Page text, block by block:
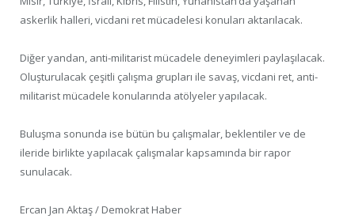
askerlik halleri, vicdani ret mücadelesi konuları aktarılacak.
Diğer yandan, anti-militarist mücadele deneyimleri paylaşılacak.
Oluşturulacak çeşitli çalışma grupları ile savaş, vicdani ret, anti-
militarist mücadele konularında atölyeler yapılacak.
Buluşma sonunda ise bütün bu çalışmalar, beklentiler ve de
ileride birlikte yapılacak çalışmalar kapsamında bir rapor
sunulacak.
Ercan Jan Aktaş / Demokrat Haber